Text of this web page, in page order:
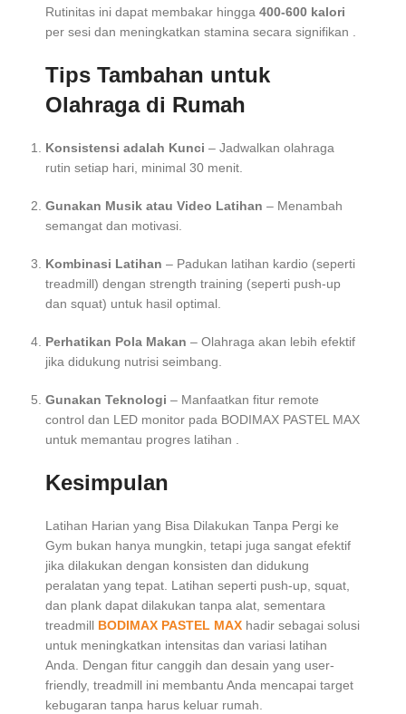
Rutinitas ini dapat membakar hingga 400-600 kalori
per sesi dan meningkatkan stamina secara signifikan .
Tips Tambahan untuk
Olahraga di Rumah
Konsistensi adalah Kunci – Jadwalkan olahraga
rutin setiap hari, minimal 30 menit.
Gunakan Musik atau Video Latihan – Menambah
semangat dan motivasi.
Kombinasi Latihan – Padukan latihan kardio (seperti
treadmill) dengan strength training (seperti push-up
dan squat) untuk hasil optimal.
Perhatikan Pola Makan – Olahraga akan lebih efektif
jika didukung nutrisi seimbang.
Gunakan Teknologi – Manfaatkan fitur remote
control dan LED monitor pada BODIMAX PASTEL MAX
untuk memantau progres latihan .
Kesimpulan
Latihan Harian yang Bisa Dilakukan Tanpa Pergi ke
Gym bukan hanya mungkin, tetapi juga sangat efektif
jika dilakukan dengan konsisten dan didukung
peralatan yang tepat. Latihan seperti push-up, squat,
dan plank dapat dilakukan tanpa alat, sementara
treadmill BODIMAX PASTEL MAX hadir sebagai solusi
untuk meningkatkan intensitas dan variasi latihan
Anda. Dengan fitur canggih dan desain yang user-
friendly, treadmill ini membantu Anda mencapai target
kebugaran tanpa harus keluar rumah.